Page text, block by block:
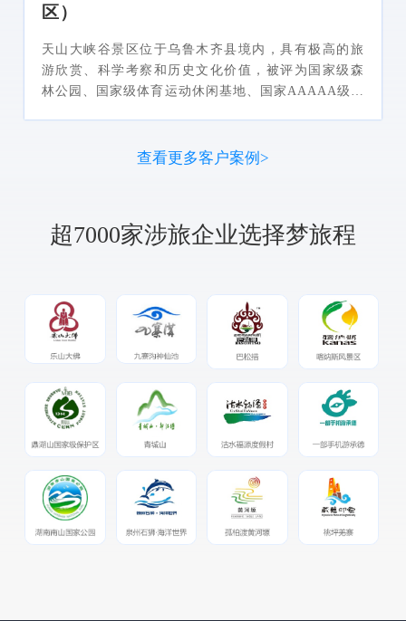
区）
天山大峡谷景区位于乌鲁木齐县境内，具有极高的旅
游欣赏、科学考察和历史文化价值，被评为国家级森
林公园、国家级体育运动休闲基地、国家AAAAA级景
查看更多客户案例>
超7000家涉旅企业选择梦旅程